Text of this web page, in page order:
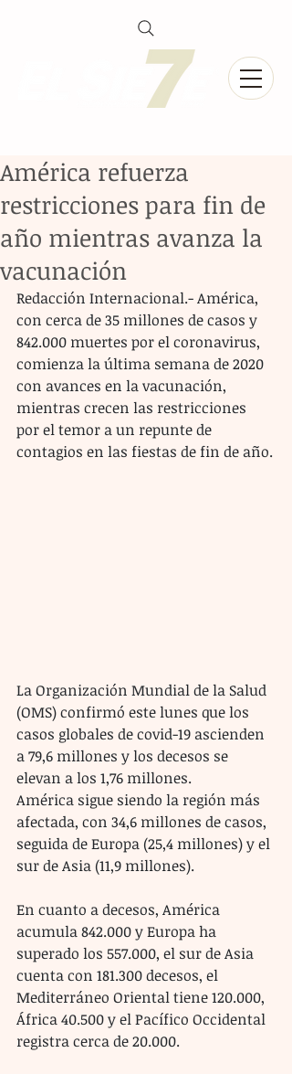
América refuerza
restricciones para fin de
año mientras avanza la
vacunación
Redacción Internacional.- América,
con cerca de 35 millones de casos y
842.000 muertes por el coronavirus,
comienza la última semana de 2020
con avances en la vacunación,
mientras crecen las restricciones
por el temor a un repunte de
contagios en las fiestas de fin de año.
La Organización Mundial de la Salud
(OMS) confirmó este lunes que los
casos globales de covid-19 ascienden
a 79,6 millones y los decesos se
elevan a los 1,76 millones.
América sigue siendo la región más
afectada, con 34,6 millones de casos,
seguida de Europa (25,4 millones) y el
sur de Asia (11,9 millones).
En cuanto a decesos, América
acumula 842.000 y Europa ha
superado los 557.000, el sur de Asia
cuenta con 181.300 decesos, el
Mediterráneo Oriental tiene 120.000,
África 40.500 y el Pacífico Occidental
registra cerca de 20.000.